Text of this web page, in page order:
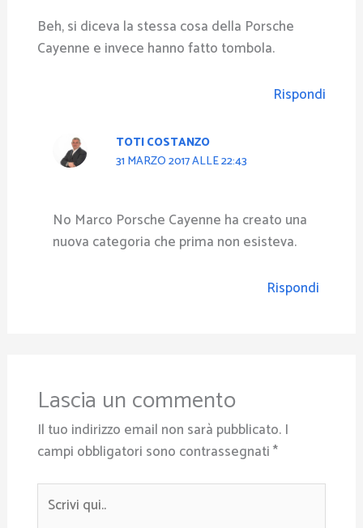
Beh, si diceva la stessa cosa della Porsche
Cayenne e invece hanno fatto tombola.
Rispondi
TOTI COSTANZO
31 MARZO 2017 ALLE 22:43
No Marco Porsche Cayenne ha creato una
nuova categoria che prima non esisteva.
Rispondi
Lascia un commento
Il tuo indirizzo email non sarà pubblicato. I
campi obbligatori sono contrassegnati*
qui..